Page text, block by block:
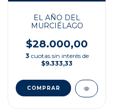
EL AÑO DEL
MURCIÉLAGO
$28.000,00
3 cuotas sin interés de
$9.333,33